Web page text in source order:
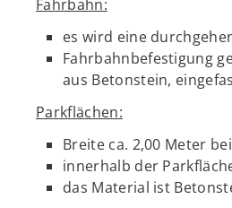
Fahrbahn:
es wird eine
Fahrbahnbefestigung
aus Betonstein,
Parkflächen:
Breite ca. 2,00 Meter
innerhalb der
das Material ist